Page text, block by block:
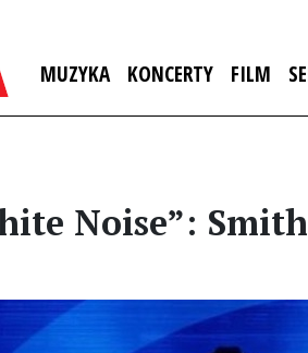
MUZYKA KONCERTY FILM
Noise”: